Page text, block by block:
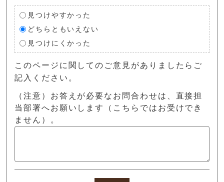
見つけやすかった
どちらともいえない
見つけにくかった
このページに関してのご意見がありましたらご
記入ください。
（注意）お答えが必要なお問合わせは、直接担
当部署へお願いします（こちらではお受けでき
ません）。